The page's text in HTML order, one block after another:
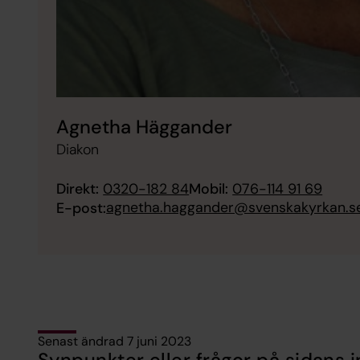
Agnetha Häggander
Diakon
Direkt: 0320-182 84Mobil: 076-114 91 69
E-post:
Senast ändrad 7 juni 2023